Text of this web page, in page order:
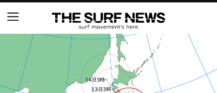
NSAと茅ヶ崎市が包括連携協定を締結 自治体との
協定は全国初、サーフィンを軸に地域活性化へ
【五十嵐カノア独占インタビュー】旧友レオ、ジャ
ックとの豪華プライベートセッション